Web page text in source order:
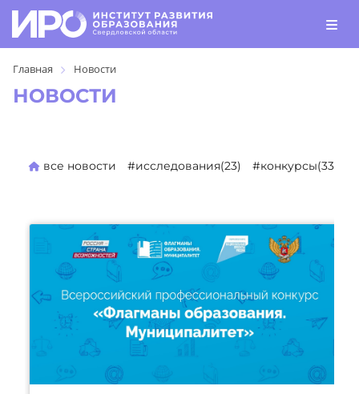
Главная Новости
НОВОСТИ
все новости #исследования(23) #конкурсы(330)